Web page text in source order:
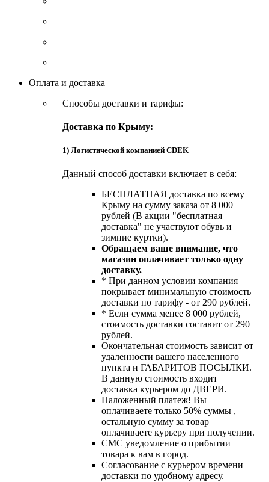
Оплата и доставка
Способы доставки и тарифы:
Доставка по Крыму:
1) Логистической компанией CDEK
Данный способ доставки включает в себя:
БЕСПЛАТНАЯ доставка по всему
Крыму на сумму заказа от 8 000
рублей (В акции "бесплатная
доставка" не участвуют обувь и
зимние куртки).
Обращаем ваше внимание, что
магазин оплачивает только одну
доставку.
* При данном условии компания
покрывает минимальную стоимость
доставки по тарифу - от 290 рублей.
* Если сумма менее 8 000 рублей,
стоимость доставки составит от 290
рублей.
Окончательная стоимость зависит от
удаленности вашего населенного
пункта и ГАБАРИТОВ ПОСЫЛКИ.
В данную стоимость входит
доставка курьером до ДВЕРИ.
Наложенный платеж! Вы
оплачиваете только 50% суммы ,
остальную сумму за товар
оплачиваете курьеру при получении.
СМС уведомление о прибытии
товара к вам в город.
Согласование с курьером времени
доставки по удобному адресу.